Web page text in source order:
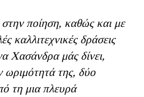
ποίηση, καθώς και με
καλλιτεχνικές δράσεις
Χασάνδρα μάς δίνει,
ωριμότητά της, δύο
τη μια πλευρά